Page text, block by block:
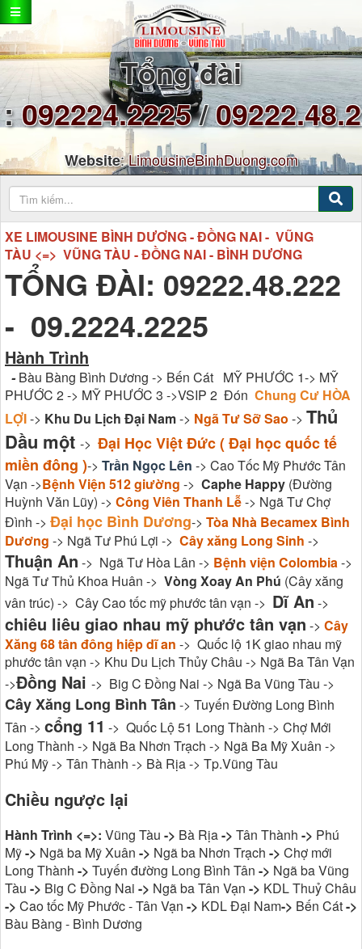
Tổng đài
:092224.2225/
Website:LimousineBinhDuong.com
XE LIMOUSINE BÌNH DƯƠNG - ĐỒNG NAI - VŨNG
TÀU <=> VŨNG TÀU - ĐỒNG NAI - BÌNH DƯƠNG
TỔNG ĐÀI: 09222.48.222
- 09.2224.2225
Hành Trình
-Bàu Bàng Bình Dương -> Bến Cát MỸ PHƯỚC 1-> MỸ
PHƯỚC 2 -> MỸ PHƯỚC 3 ->VSIP 2 Đón Chung Cư HÒA
LỢI-> Khu Du Lịch Đại Nam-> Ngã Tư Sỡ Sao -> Thủ
Dầu một -> Đại Học Việt Đức ( Đại học quốc tế
miền đông )-> Trần Ngọc Lên -> Cao Tốc Mỹ Phước Tân
Vạn ->Bệnh Viện 512 giường -> Caphe Happy (Đường
Huỳnh Văn Lũy) -> Công Viên Thanh Lễ-> Ngã Tư Chợ
Đình -> Đại học Bình Dương-> Tòa Nhà Becamex Bình
Dương -> Ngã Tư Phú Lợi -> Cây xăng Long Sinh ->
Thuận An -> Ngã Tư Hòa Lân -> Bệnh viện Colombia->
Ngã Tư Thủ Khoa Huân -> Vòng Xoay An Phú (Cây xăng
vân trúc) -> Cây Cao tốc mỹ phước tân vạn -> Dĩ An ->
chiêu liêu giao nhau mỹ phước tân vạn -> Cây
Xăng 68 tân đông hiệp dĩ an -> Quốc lộ 1K giao nhau mỹ
phước tân vạn -> Khu Du Lịch Thủy Châu -> Ngã Ba Tân Vạn
->Đồng Nai -> Big C Đồng Nai -> Ngã Ba Vũng Tàu ->
Cây Xăng Long Bình Tân -> Tuyến Đường Long Bình
Tân -> cổng 11 -> Quốc Lộ 51 Long Thành -> Chợ Mới
Long Thành -> Ngã Ba Nhơn Trạch -> Ngã Ba Mỹ Xuân ->
Phú Mỹ -> Tân Thành -> Bà Rịa -> Tp.Vũng Tàu
Chiều ngược lại
Hành Trình <=>: Vũng Tàu -> Bà Rịa-> Tân Thành -> Phú
Mỹ-> Ngã ba Mỹ Xuân -> Ngã ba Nhơn Trạch -> Chợ mới
Long Thành -> Tuyến đường Long Bình Tân -> Ngã ba Vũng
Tàu -> Big C Đồng Nai -> Ngã ba Tân Vạn -> KDL Thuỷ Châu
-> Cao tốc Mỹ Phước - Tân Vạn -> KDL Đại Nam-> Bến Cát->
Bàu Bàng - Bình Dương